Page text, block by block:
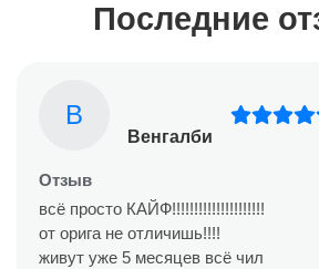
Последние
В
Венгалби
Отзыв
всё просто КАЙФ!!!!!!!!!!!!!!!!!!!!!
от орига не отличишь!!!!
живут уже 5 месяцев всё чил